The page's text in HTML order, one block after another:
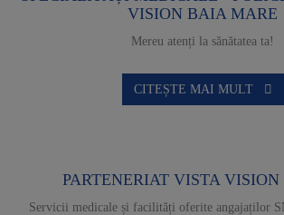
VISION BAIA MARE
Mereu atenți la sănătatea ta!
CITEȘTE MAI MULT
PARTENERIAT VISTA VISION
Servicii medicale și facilități oferite angajaților